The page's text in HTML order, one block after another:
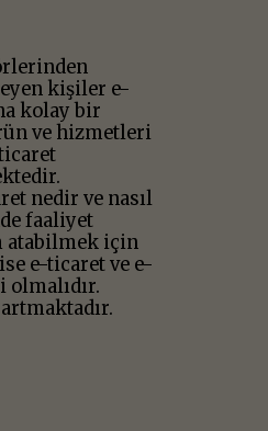
kişiler e-
kolay bir
ve hizmetleri
nedir ve nasıl
faaliyet
atabilmek için
e-ticaret ve e-